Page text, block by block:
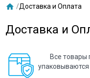
 /Доставка и Оплата
Доставка и
Все товары
упаковываются